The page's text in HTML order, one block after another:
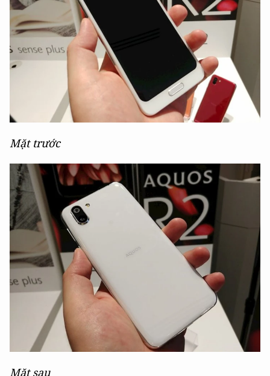
Mặt trước
Mặt sau